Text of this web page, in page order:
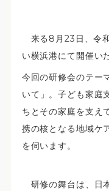
お問い合わせ
来る 8月23日 、令
い横浜港にて開催い
今回の研修会のテー
いて 」。子ども家庭
ちとその家庭を支え
携の核となる地域ケ
を伺います。
研修の舞台は、日